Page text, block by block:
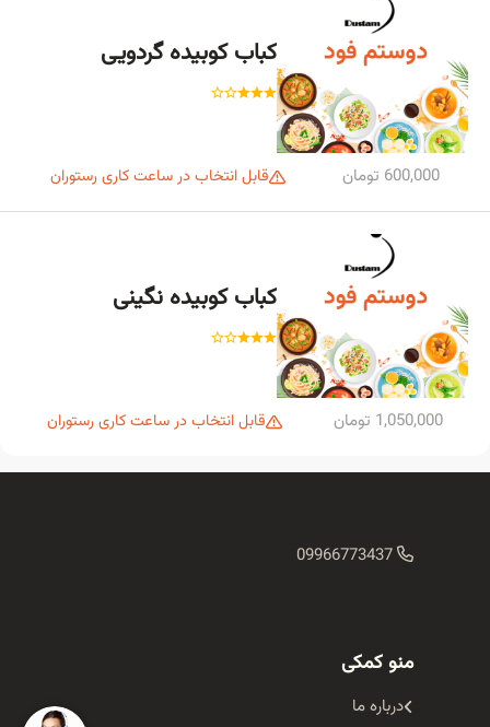
کباب کوبیده گردویی
600,000 تومان قابل انتخاب در ساعت کاری رستوران
کباب کوبیده نگینی
1,050,000 تومان قابل انتخاب در ساعت کاری رستوران
منو کمکی
درباره ما